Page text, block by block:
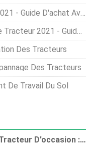
Guide D'achat Avec Avis
- Guide D'achat Et Avis
Des Tracteurs
Des Tracteurs
De Travail Du Sol
Achat D'un Tracteur D'occasion :une Check-List À Consulter Avant D'acheter